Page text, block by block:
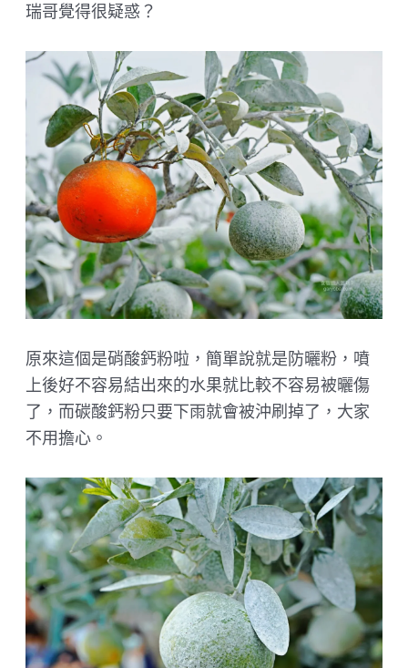
瑞哥覺得很疑惑？
原來這個是硝酸鈣粉啦，簡單說就是防曬粉，噴
上後好不容易結出來的水果就比較不容易被曬傷
了，而碳酸鈣粉只要下雨就會被沖刷掉了，大家
不用擔心。